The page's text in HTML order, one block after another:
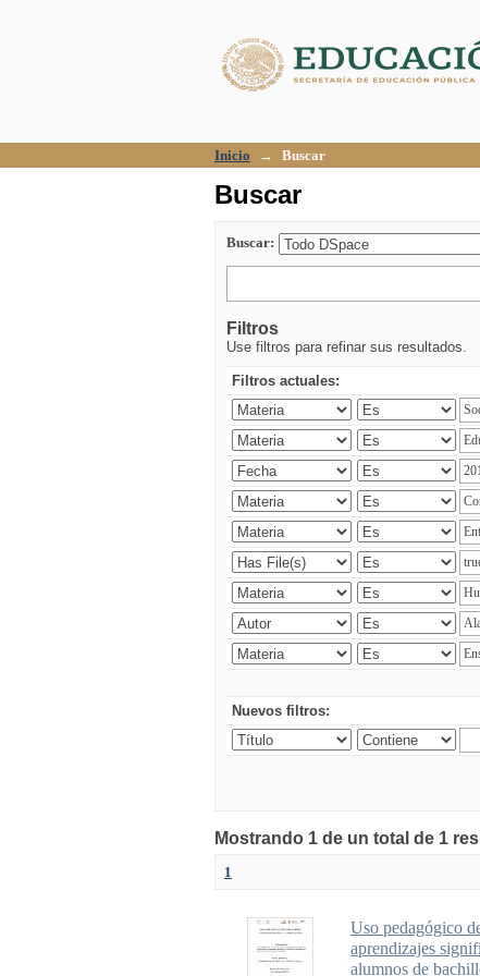
Inicio → Buscar
Buscar
Buscar:
Filtros
Use filtros para refinar sus resultados.
Filtros actuales:
Nuevos filtros:
Mostrando 1 de un total de 1
1
Uso pedagógico
aprendizajes
alumnos de